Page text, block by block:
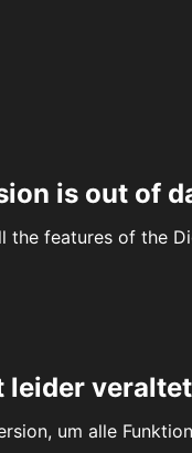
is out of
the features of the
leider veraltet
um alle